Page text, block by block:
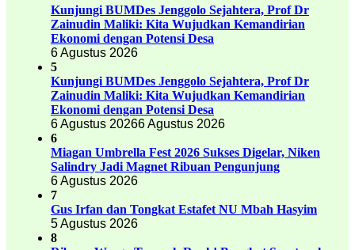
Kunjungi BUMDes Jenggolo Sejahtera, Prof Dr
Zainudin Maliki: Kita Wujudkan Kemandirian
Ekonomi dengan Potensi Desa
6 Agustus 2026
5
Kunjungi BUMDes Jenggolo Sejahtera, Prof Dr
Zainudin Maliki: Kita Wujudkan Kemandirian
Ekonomi dengan Potensi Desa
6 Agustus 20266 Agustus 2026
6
Miagan Umbrella Fest 2026 Sukses Digelar, Niken
Salindry Jadi Magnet Ribuan Pengunjung
6 Agustus 2026
7
Gus Irfan dan Tongkat Estafet NU Mbah Hasyim
5 Agustus 2026
8